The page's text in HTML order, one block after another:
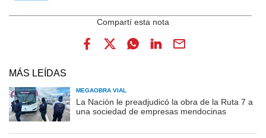
MÁS LEÍDAS
MEGAOBRA VIAL
La Nación le preadjudicó la obra de la Ruta 7 a
una sociedad de empresas mendocinas